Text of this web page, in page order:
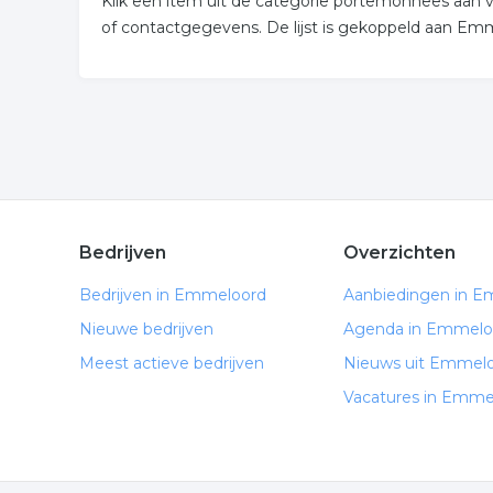
of contactgegevens. De lijst is gekoppeld aan
Bedrijven
Bedrijven in Emmeloord
Nieuwe bedrijven
Meest actieve bedrijven
Overzichten
Aanbiedingen in
Agenda in
Nieuws uit
Vacatures in